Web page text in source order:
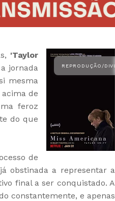
'Taylor
jornada
mesma
de
feroz
do que
de
obstinada a representar a
final a ser conquistado. A
constantemente, e apenas